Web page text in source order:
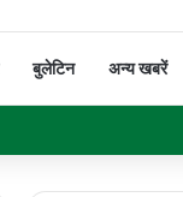
बुलेटिन अन्य खबरें